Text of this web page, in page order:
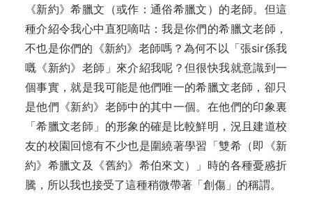
《新約》希臘文（或作：通俗希臘文）的老師。但這
種介紹令我心中直犯嘀咕：我是你們的希臘文老師，
不也是你們的《新約》老師嗎？為何不以「張sir係我
嘅《新約》老師」來介紹我呢？但很快我就意識到一
個事實，就是我可能是他們唯一的希臘文老師，卻只
是他們《新約》老師中的其中一個。在他們的印象裏
「希臘文老師」的形象的確是比較鮮明，況且建道校
友的校園回憶有不少也是圍繞著學習「雙希（即《新
約》希臘文及《舊約》希伯來文）」時的各種憂慼折
騰，所以我也接受了這種稍微帶著「創傷」的稱謂。